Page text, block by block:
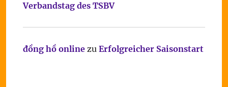
Verbandstag des TSBV
đồng hồ onlinezu Erfolgreicher Saisonstart